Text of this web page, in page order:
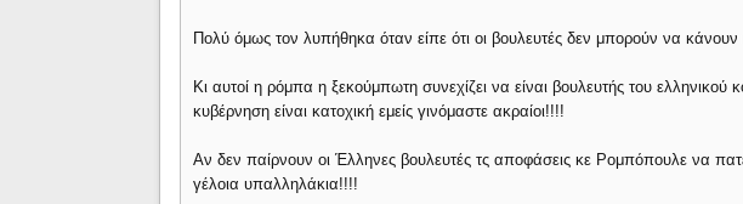
Πολύ όμως τον λυπήθηκα όταν είπε ότι οι βουλευτές δεν μπορούν να
Κι αυτοί η ρόμπα η ξεκούμπωτη συνεχίζει να είναι βουλευτής του ελληνικού
κυβέρνηση είναι κατοχική εμείς γινόμαστε ακραίοι!!!!
Αν δεν παίρνουν οι Έλληνες βουλευτές τς αποφάσεις κε Ρομπόπουλε να
γέλοια υπαλληλάκια!!!!